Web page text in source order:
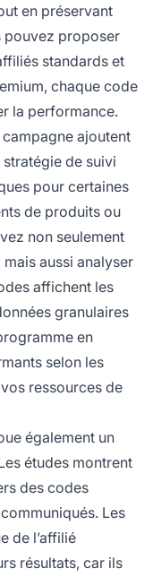
en préservant
pouvez proposer
standards et
chaque code
la performance.
ajoutent
de suivi
pour certaines
de produits ou
non seulement
aussi analyser
affichent les
granulaires
en
selon les
ressources de
également un
études montrent
des codes
Les
de l’affilié
résultats, car ils